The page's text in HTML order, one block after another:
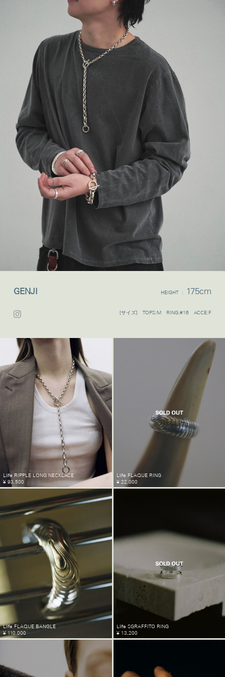
GENJI HEIGHT : 175cm
[サイズ] TOPS:M RING:#16 ACCE:F
Llife RIPPLE LONG NECKLACE
¥ 93,500
Llife FLAQUE RING
¥ 22,000
Llife FLAQUE BANGLE
¥ 110,000
Llife SGRAFFITO RING
¥ 13,200